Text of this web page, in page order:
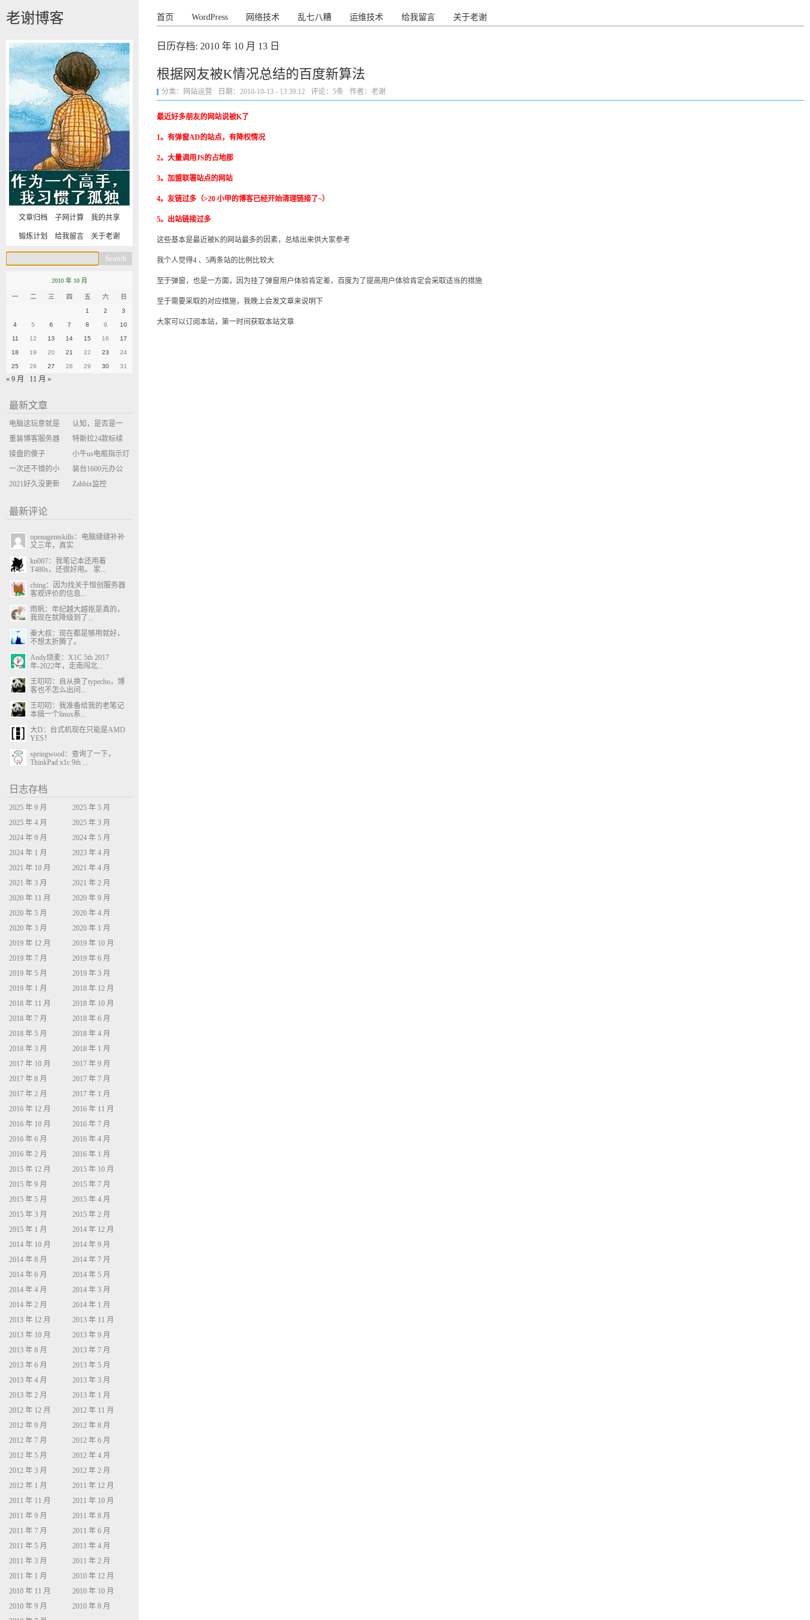
老谢博客 首页 WordPress 网络技术 乱七八糟 运维技术 给我留言 关于老谢
日历存档: 2010 年 10 月 13 日
根据网友被K情况总结的百度新算法
分类： 网站运营 日期：2010-10-13 - 13:39:12 评论： 5条 作者：老谢
最近好多朋友的网站说被K了
1。有弹窗AD的站点，有降权情况
2。大量调用JS的占地那
3。加盟联署站点的网站
4。友链过多（>20 小甲的博客已经开始清理链接了~）
5。出站链接过多
这些基本是最近被K的网站最多的因素，总结出来供大家参考
我个人觉得4 、5两条站的比例比较大
至于弹窗，也是一方面，因为挂了弹窗用户体验肯定差，百度为了提高用户体验肯定会采取适当的措施
至于需要采取的对应措施，我晚上会发文章来说明下
大家可以订阅本站，第一时间获取本站文章
文章归档 子网计算 我的共享
锻炼计划 给我留言 关于老谢
2010 年 10 月
一 二 三 四 五 六 日
1 2 3
4 5 6 7 8 9 10
11 12 13 14 15 16 17
18 19 20 21 22 23 24
25 26 27 28 29 30 31
« 9 月 11 月 »
最新文章
电脑这玩意就是
缝缝补补的事
认知，是否是一
座大山？当架构
决策变成配置清
单比价
重装博客服务器
环境
特斯拉24款标续
Model Y 2万公里
使用体验
接盘的傻子
小牛us电瓶指示灯
闪三次不上电
一次还不错的小
米售后体验
装台1600元办公
主机
2021好久没更新
Zabbix监控
最新评论
openagentskills：电脑缝缝补补
又三年，真实
kn007：我笔记本还用着
T480s，还很好用。 家...
ching：因为找关于恒创服务器
客观评价的信息...
雨帆：年纪越大越抠是真的，
我现在就降级到了...
秦大叔：现在都是够用就好，
不想太折腾了。
Andy烧麦：X1C 5th 2017
年-2022年，走南闯北...
王叨叨：自从换了typecho，博
客也不怎么出问...
王叨叨：我准备给我的老笔记
本搞一个linux系...
大D：台式机现在只能是AMD
YES！
springwood：查询了一下，
ThinkPad x1c 9th ...
日志存档
2025 年 9 月
2025 年 5 月
2025 年 4 月
2025 年 3 月
2024 年 9 月
2024 年 5 月
2024 年 1 月
2023 年 4 月
2021 年 10 月
2021 年 4 月
2021 年 3 月
2021 年 2 月
2020 年 11 月
2020 年 9 月
2020 年 5 月
2020 年 4 月
2020 年 3 月
2020 年 1 月
2019 年 12 月
2019 年 10 月
2019 年 7 月
2019 年 6 月
2019 年 5 月
2019 年 3 月
2019 年 1 月
2018 年 12 月
2018 年 11 月
2018 年 10 月
2018 年 7 月
2018 年 6 月
2018 年 5 月
2018 年 4 月
2018 年 3 月
2018 年 1 月
2017 年 10 月
2017 年 9 月
2017 年 8 月
2017 年 7 月
2017 年 2 月
2017 年 1 月
2016 年 12 月
2016 年 11 月
2016 年 10 月
2016 年 7 月
2016 年 6 月
2016 年 4 月
2016 年 2 月
2016 年 1 月
2015 年 12 月
2015 年 10 月
2015 年 9 月
2015 年 7 月
2015 年 5 月
2015 年 4 月
2015 年 3 月
2015 年 2 月
2015 年 1 月
2014 年 12 月
2014 年 10 月
2014 年 9 月
2014 年 8 月
2014 年 7 月
2014 年 6 月
2014 年 5 月
2014 年 4 月
2014 年 3 月
2014 年 2 月
2014 年 1 月
2013 年 12 月
2013 年 11 月
2013 年 10 月
2013 年 9 月
2013 年 8 月
2013 年 7 月
2013 年 6 月
2013 年 5 月
2013 年 4 月
2013 年 3 月
2013 年 2 月
2013 年 1 月
2012 年 12 月
2012 年 11 月
2012 年 9 月
2012 年 8 月
2012 年 7 月
2012 年 6 月
2012 年 5 月
2012 年 4 月
2012 年 3 月
2012 年 2 月
2012 年 1 月
2011 年 12 月
2011 年 11 月
2011 年 10 月
2011 年 9 月
2011 年 8 月
2011 年 7 月
2011 年 6 月
2011 年 5 月
2011 年 4 月
2011 年 3 月
2011 年 2 月
2011 年 1 月
2010 年 12 月
2010 年 11 月
2010 年 10 月
2010 年 9 月
2010 年 8 月